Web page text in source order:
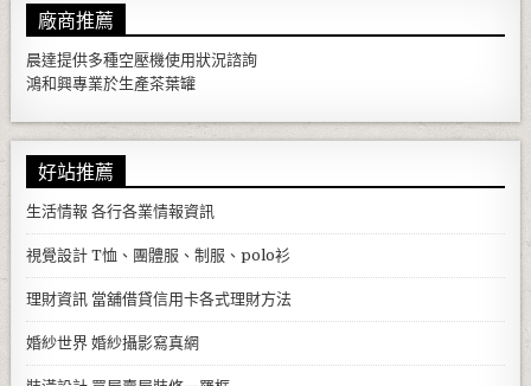
廠商推薦
晨達提供多種空壓機使用狀況諮詢
鴻和興專業於生產茶葉罐
好站推薦
生活情報 各行各業情報資訊
視覺設計 T恤、團體服、制服、polo衫
理財資訊 當舖借貸信用卡各式理財方法
婚紗世界 婚紗攝影寫真網